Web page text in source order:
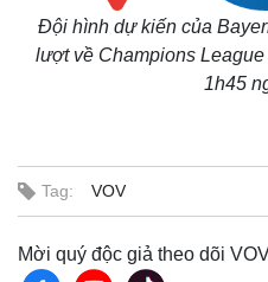
Đội hình dự kiến của
lượt về Champions
1h45
Tag: VOV
Mời quý độc giả theo dõi